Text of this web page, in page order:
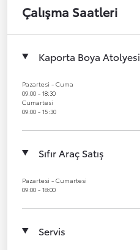
Çalışma Saatleri
Kaporta Boya Atolyesi
Pazartesi - Cuma
09:00 - 18:30
Cumartesi
09:00 - 15:30
Sıfır Araç Satış
Pazartesi - Cumartesi
09:00 - 18:00
Servis